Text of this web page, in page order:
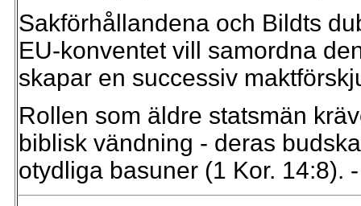
Sakförhållandena och Bildts
EU-konventet vill samordna
skapar en successiv
Rollen som äldre statsmän
biblisk vändning - deras
otydliga basuner (1 Kor. 14:8).